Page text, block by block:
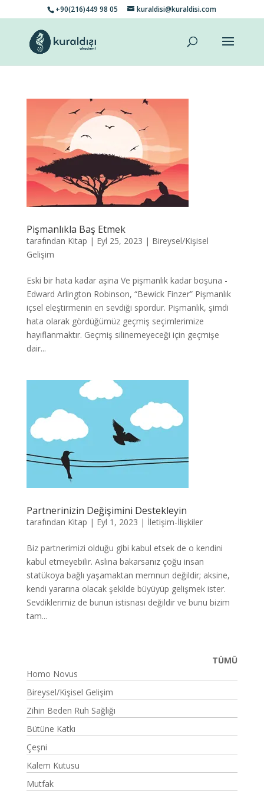
+90(216)449 98 05 kuraldisi@kuraldisi.com
Pişmanlıkla Baş Etmek
tarafından Kitap | Eyl 25, 2023 | Bireysel/Kişisel
Gelişim
Eski bir hata kadar aşina Ve pişmanlık kadar boşuna -
Edward Arlington Robinson, “Bewick Finzer” Pişmanlık
içsel eleştirmenin en sevdiği spordur. Pişmanlık, şimdi
hata olarak gördüğümüz geçmiş seçimlerimize
hayıflanmaktır. Geçmiş silinemeyeceği için geçmişe
dair...
Partnerinizin Değişimini Destekleyin
tarafından Kitap | Eyl 1, 2023 | İletişim-İlişkiler
Biz partnerimizi olduğu gibi kabul etsek de o kendini
kabul etmeyebilir. Aslına bakarsanız çoğu insan
statükoya bağlı yaşamaktan memnun değildir; aksine,
kendi yararına olacak şekilde büyüyüp gelişmek ister.
Sevdiklerimiz de bunun istisnası değildir ve bunu bizim
tam...
TÜMÜ
Homo Novus
Bireysel/Kişisel Gelişim
Zihin Beden Ruh Sağlığı
Bütüne Katkı
Çeşni
Kalem Kutusu
Mutfak